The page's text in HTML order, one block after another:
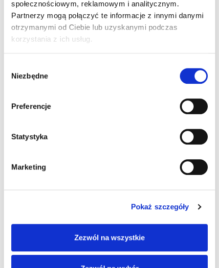
społecznościowym, reklamowym i analitycznym.
Partnerzy mogą połączyć te informacje z innymi danymi
otrzymanymi od Ciebie lub uzyskanymi podczas
korzystania z ich usług.
zgody
Niezbędne
Preferencje
Statystyka
Marketing
Pokaż szczegóły
Zezwól na wszystkie
Procesor
Intel Atom E3826 1.46 GHz
System operacyjny
Windows Embeded Standard 7